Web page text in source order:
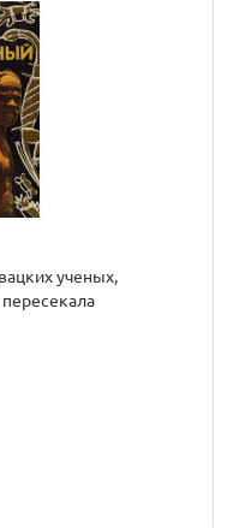
ученых,